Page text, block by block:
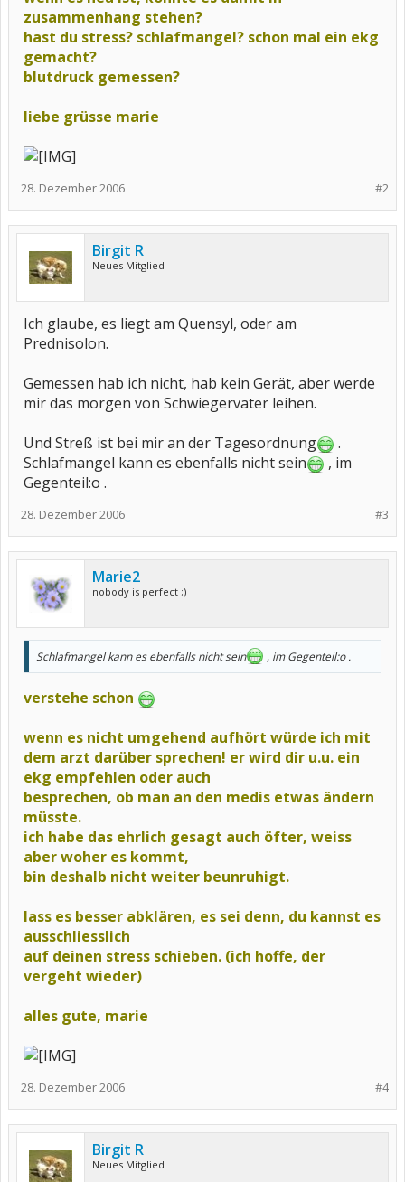
zusammenhang stehen?
hast du stress? schlafmangel? schon mal ein ekg
gemacht?
blutdruck gemessen?
liebe grüsse marie
#2
28. Dezember 2006
Birgit R
Neues Mitglied
Ich glaube, es liegt am Quensyl, oder am
Prednisolon.
Gemessen hab ich nicht, hab kein Gerät, aber werde
mir das morgen von Schwiegervater leihen.
Und Streß ist bei mir an der Tagesordnung
.
Schlafmangel kann es ebenfalls nicht sein
, im
Gegenteil:o .
#3
28. Dezember 2006
Marie2
nobody is perfect ;)
Schlafmangel kann es ebenfalls nicht sein , im Gegenteil:o .
verstehe schon
wenn es nicht umgehend aufhört würde ich mit
dem arzt darüber sprechen! er wird dir u.u. ein
ekg empfehlen oder auch
besprechen, ob man an den medis etwas ändern
müsste.
ich habe das ehrlich gesagt auch öfter, weiss
aber woher es kommt,
bin deshalb nicht weiter beunruhigt.
lass es besser abklären, es sei denn, du kannst es
ausschliesslich
auf deinen stress schieben. (ich hoffe, der
vergeht wieder)
alles gute, marie
#4
28. Dezember 2006
Birgit R
Neues Mitglied